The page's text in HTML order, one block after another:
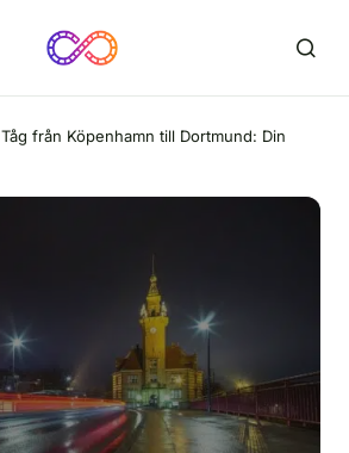
Tåg från Köpenhamn till Dortmund: Din